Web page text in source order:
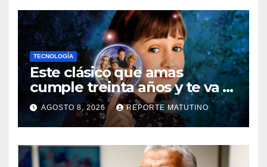
TECNOLOGÍA
Este clásico que amas
cumple treinta años y te va a
sorprender su enorme
influencia en el cine
AGOSTO 8, 2026 REPORTE MATUTINO